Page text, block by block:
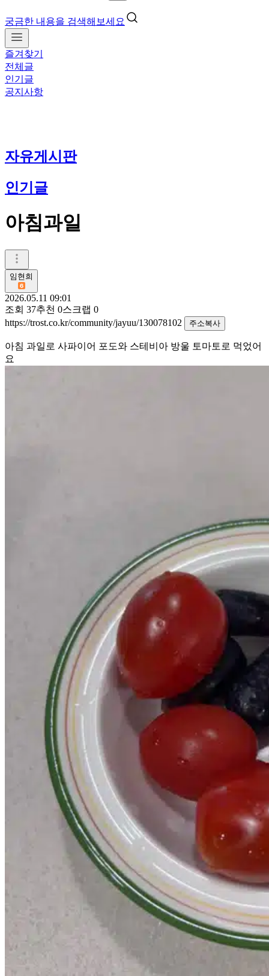
궁금한 내용을 검색해보세요
즐겨찾기
전체글
인기글
공지사항
자유게시판
인기글
아침과일
임현희
2026.05.11 09:01
조회 37추천 0스크랩 0
https://trost.co.kr/community/jayuu/130078102
주소복사
아침 과일로 사파이어 포도와 스테비아 방울 토마토로 먹었어
요